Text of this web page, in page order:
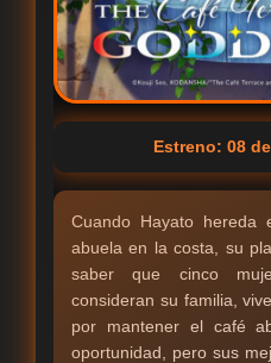
Estreno: 08
Cuando Hayato
abuela en la costa, su
saber que cinco
consideran su familia,
por mantener el café
oportunidad, pero sus